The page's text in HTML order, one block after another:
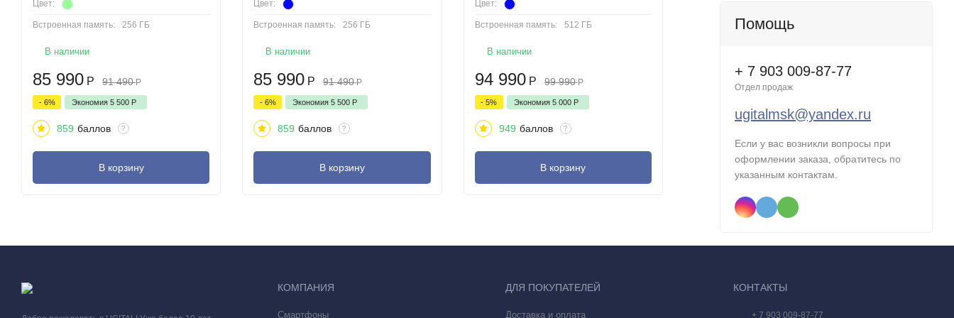
Цвет:
Встроенная память: 256 ГБ
В наличии
85 990 Р 91 490 Р
- 6% Экономия 5 500 Р
859 баллов ?
В корзину
Цвет:
Встроенная память: 256 ГБ
В наличии
85 990 Р 91 490 Р
- 6% Экономия5 500 Р
859 баллов ?
В корзину
Цвет:
Встроенная память: 512 ГБ
В наличии
94 990 Р 99 990 Р
- 5% Экономия 5 000 Р
949 баллов ?
В корзину
Встроенная память: 512 ГБ
94 990
Помощь
+ 7 903 009-87-77
Отдел продаж
ugitalmsk@yandex.ru
Если у вас возникли вопросы при
оформлении заказа, обратитесь по
указанным контактам.
КОМПАНИЯ
Смартфоны
ДЛЯ ПОКУПАТЕЛЕЙ
Доставка и оплата
КОНТАКТЫ
+ 7 903 009-87-77